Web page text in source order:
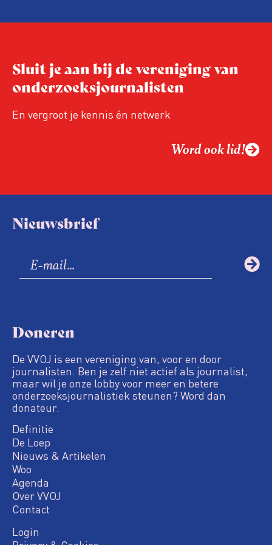
Sluit je aan bij de vereniging van
onderzoeksjournalisten
En vergroot je kennis én netwerk
Word ook lid!
Nieuwsbrief
Doneren
De VVOJ is een vereniging van, voor en door
journalisten. Ben je zelf niet actief als journalist,
maar wil je onze lobby voor meer en betere
onderzoeksjournalistiek steunen? Word dan
donateur.
Definitie
De Loep
Nieuws & Artikelen
Woo
Agenda
Over VVOJ
Contact
Login